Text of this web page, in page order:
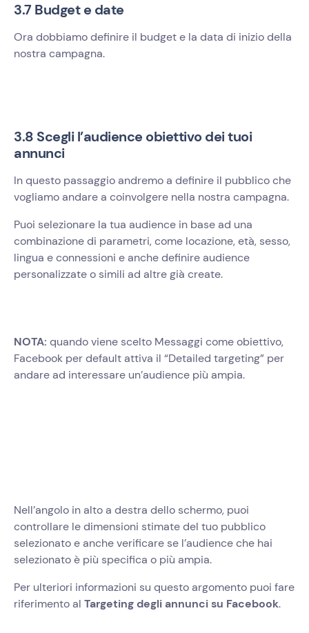
3.7 Budget e date
Ora dobbiamo definire il budget e la data di inizio della
nostra campagna.
3.8 Scegli l’audience obiettivo dei tuoi
annunci
In questo passaggio andremo a definire il pubblico che
vogliamo andare a coinvolgere nella nostra campagna.
Puoi selezionare la tua audience in base ad una
combinazione di parametri, come locazione, età, sesso,
lingua e connessioni e anche definire audience
personalizzate o simili ad altre già create.
NOTA: quando viene scelto Messaggi come obiettivo,
Facebook per default attiva il “Detailed targeting” per
andare ad interessare un’audience più ampia.
Nell’angolo in alto a destra dello schermo, puoi
controllare le dimensioni stimate del tuo pubblico
selezionato e anche verificare se l’audience che hai
selezionato è più specifica o più ampia.
Per ulteriori informazioni su questo argomento puoi fare
riferimento al Targeting degli annunci su Facebook.